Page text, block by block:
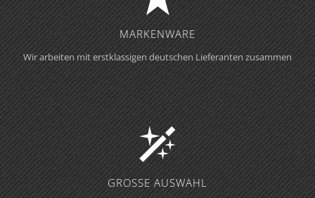
MARKENWARE
Wir arbeiten mit erstklassigen deutschen Lieferanten zusammen
GROSSE AUSWAHL